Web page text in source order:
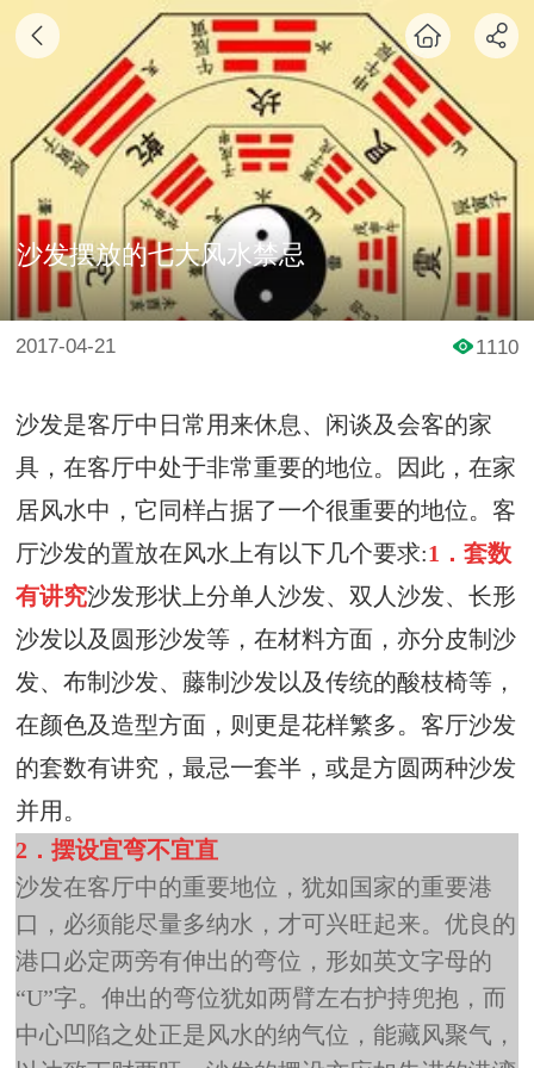
沙发摆放的七大风水禁忌
2017-04-21 1110
沙发是客厅中日常用来休息、闲谈及会客的家
具，在客厅中处于非常重要的地位。因此，在家
居风水中，它同样占据了一个很重要的地位。客
厅沙发的置放在风水上有以下几个要求:1 ．套数
有讲究沙发形状上分单人沙发、双人沙发、长形
沙发以及圆形沙发等，在材料方面，亦分皮制沙
发、布制沙发、藤制沙发以及传统的酸枝椅等，
在颜色及造型方面，则更是花样繁多。客厅沙发
的套数有讲究，最忌一套半，或是方圆两种沙发
并用。
2 ．摆设宜弯不宜直
沙发在客厅中的重要地位，犹如国家的重要港
口，必须能尽量多纳水，才可兴旺起来。优良的
港口必定两旁有伸出的弯位，形如英文字母的
“U”字。伸出的弯位犹如两臂左右护持兜抱，而
中心凹陷之处正是风水的纳气位，能藏风聚气，